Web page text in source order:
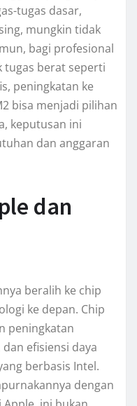
tugas dasar,
mungkin tidak
bagi profesional
tugas berat seperti
peningkatan ke
bisa menjadi pilihan
keputusan ini
dan anggaran
dan
beralih ke chip
ke depan. Chip
peningkatan
efisiensi daya
berbasis Intel.
dengan